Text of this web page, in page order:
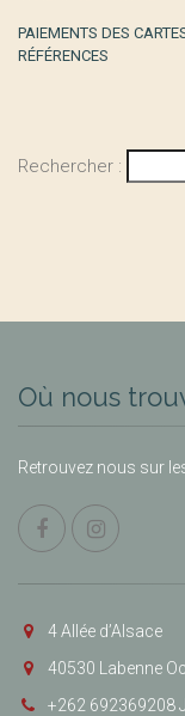
PAIEMENTS DES
RÉFÉRENCES
Rechercher :
Où nous
Retrouvez nous sur
4 Allée d’Alsace
40530 Labenne
+262 692369208